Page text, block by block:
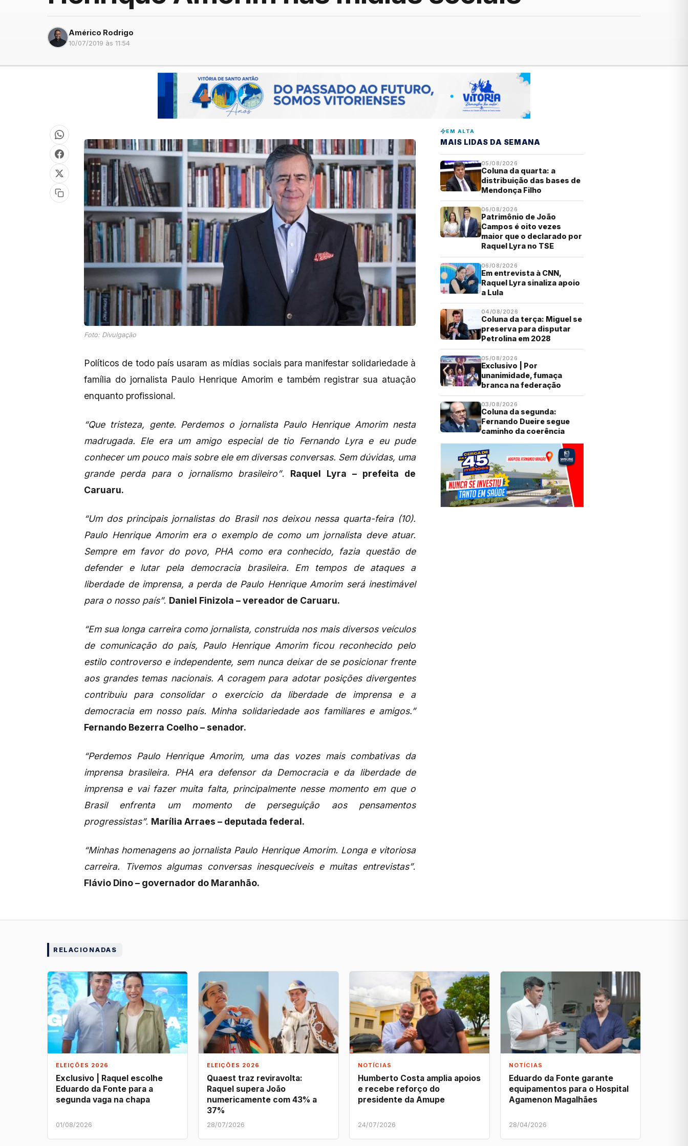
Américo Rodrigo
10/07/2019 às 11:54
Foto: Divulgação
Políticos de todo país usaram as mídias sociais para manifestar solidariedade à
família do jornalista Paulo Henrique Amorim e também registrar sua atuação
enquanto profissional.
“Que tristeza, gente. Perdemos o jornalista Paulo Henrique Amorim nesta
madrugada. Ele era um amigo especial de tio Fernando Lyra e eu pude
conhecer um pouco mais sobre ele em diversas conversas. Sem dúvidas, uma
grande perda para o jornalismo brasileiro”. Raquel Lyra – prefeita de
Caruaru.
“Um dos principais jornalistas do Brasil nos deixou nessa quarta-feira (10).
Paulo Henrique Amorim era o exemplo de como um jornalista deve atuar.
Sempre em favor do povo, PHA como era conhecido, fazia questão de
defender e lutar pela democracia brasileira. Em tempos de ataques a
liberdade de imprensa, a perda de Paulo Henrique Amorim será inestimável
para o nosso país”. Daniel Finizola – vereador de Caruaru.
“Em sua longa carreira como jornalista, construída nos mais diversos veículos
de comunicação do país, Paulo Henrique Amorim ficou reconhecido pelo
estilo controverso e independente, sem nunca deixar de se posicionar frente
aos grandes temas nacionais. A coragem para adotar posições divergentes
contribuiu para consolidar o exercício da liberdade de imprensa e a
democracia em nosso país. Minha solidariedade aos familiares e amigos.”
Fernando Bezerra Coelho – senador.
“Perdemos Paulo Henrique Amorim, uma das vozes mais combativas da
imprensa brasileira. PHA era defensor da Democracia e da liberdade de
imprensa e vai fazer muita falta, principalmente nesse momento em que o
Brasil enfrenta um momento de perseguição aos pensamentos
progressistas”. Marília Arraes – deputada federal.
“Minhas homenagens ao jornalista Paulo Henrique Amorim. Longa e vitoriosa
carreira. Tivemos algumas conversas inesquecíveis e muitas entrevistas”.
Flávio Dino – governador do Maranhão.
EM ALTA
MAIS LIDAS DA SEMANA
05/08/2026
Coluna da quarta: a
distribuição das bases de
Mendonça Filho
06/08/2026
Patrimônio de João
Campos é oito vezes
maior que o declarado por
Raquel Lyra no TSE
06/08/2026
Em entrevista à CNN,
Raquel Lyra sinaliza apoio
a Lula
04/08/2026
Coluna da terça: Miguel se
preserva para disputar
Petrolina em 2028
05/08/2026
Exclusivo | Por
unanimidade, fumaça
branca na federação
03/08/2026
Coluna da segunda:
Fernando Dueire segue
caminho da coerência
RELACIONADAS
ELEIÇÕES 2026
Exclusivo | Raquel escolhe
Eduardo da Fonte para a
segunda vaga na chapa
01/08/2026
ELEIÇÕES 2026
Quaest traz reviravolta:
Raquel supera João
numericamente com 43% a
37%
28/07/2026
NOTÍCIAS
Humberto Costa amplia apoios
e recebe reforço do
presidente da Amupe
24/07/2026
NOTÍCIAS
Eduardo da Fonte garante
equipamentos para o Hospital
Agamenon Magalhães
28/04/2026